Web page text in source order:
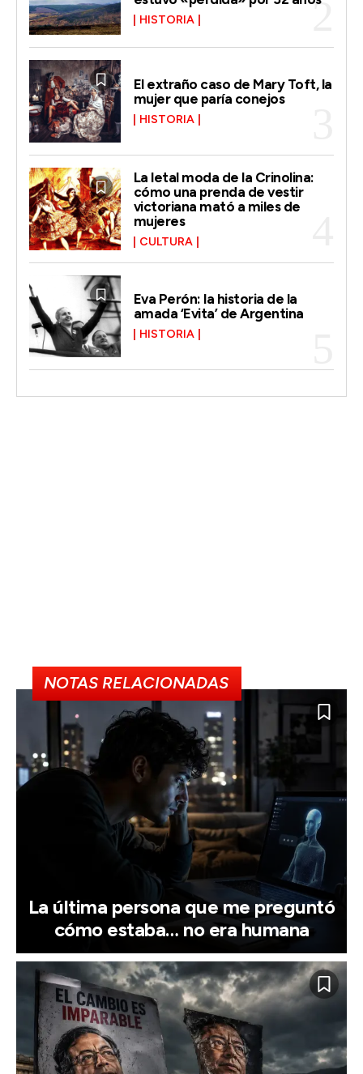
HISTORIA
El extraño caso de Mary Toft, la
mujer que paría conejos
HISTORIA
La letal moda de la Crinolina:
cómo una prenda de vestir
victoriana mató a miles de
mujeres
CULTURA
Eva Perón: la historia de la
amada ‘Evita’ de Argentina
HISTORIA
NOTAS RELACIONADAS
La última persona que me preguntó
cómo estaba… no era humana